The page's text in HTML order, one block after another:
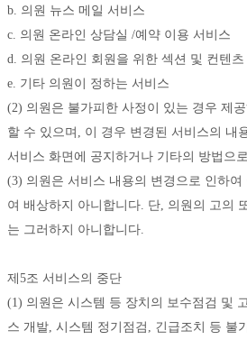
b. 의원 뉴스 메일 서비스
c. 의원 온라인 상담실 /예약 이용 서비스
d. 의원 온라인 회원을 위한 섹션 및 컨텐츠
e. 기타 의원이 정하는 서비스
(2) 의원은 불가피한 사정이 있는 경우 제
할 수 있으며, 이 경우 변경된 서비스의 내
서비스 화면에 공지하거나 기타의 방법으
(3) 의원은 서비스 내용의 변경으로 인하
여 배상하지 아니합니다. 단, 의원의 고의
는 그러하지 아니합니다.
제5조 서비스의 중단
(1) 의원은 시스템 등 장치의 보수점검 및
스 개발, 시스템 정기점검, 긴급조치 등 불